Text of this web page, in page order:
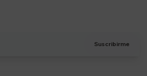
Suscribirme